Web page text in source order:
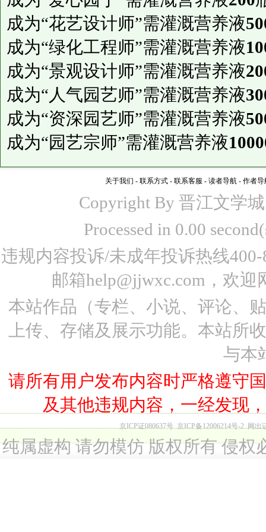
成为“花艺设计师”需灌溉营养液
成为“绿化工程师”需灌溉营养液
成为“景观设计师”需灌溉营养液
成为“人气园艺师”需灌溉营养液
成为“资深园艺师”需灌溉营养液
成为“园艺宗师”需灌溉营养液
关于我们 - 联系方式 - 联系客服 - 读者导航 - 作者导
Copyright By 晋江文学
Processed in 0.00
违规内容投诉/未成年投诉热线
邮箱help@jjwxc.com，欢
本站作品（专栏、小说、评论、
上传、存储及展示功能。本站所
与本
请所有用户发布内容时严格遵守
及其他违规内容，一经发现
京ICP证080637号 京ICP备12006214号-2 网出
纯属虚构 请勿模仿 版权所有 侵权